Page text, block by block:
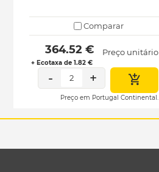
Comparar
364.52 €
+ Ecotaxa de 1.82 €
Preço unitário
- 2 +
Preço em Portugal Continental.